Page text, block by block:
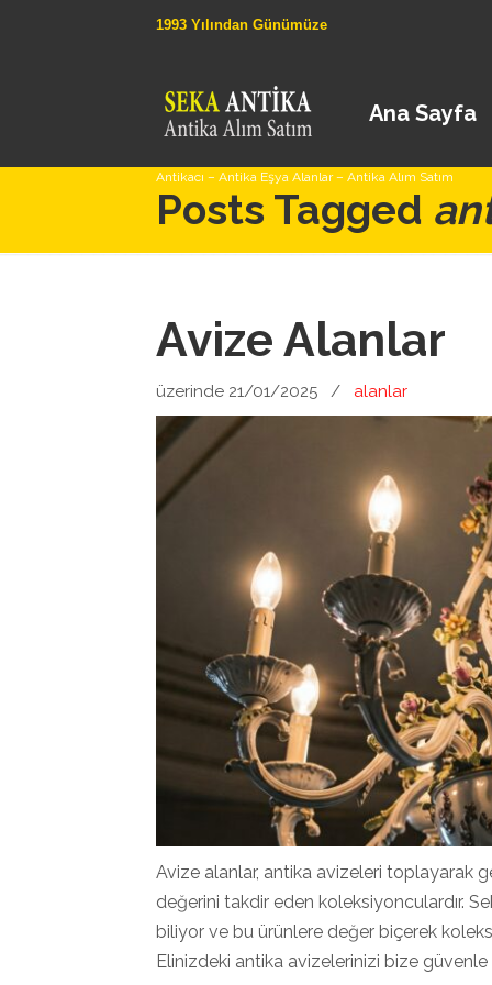
1993 Yılından Günümüze
Antikacı – Antika Eşya Alanlar – Antika Alım Satım
Ana Sayfa
Posts Tagged
Avize Alanlar
üzerinde 21/01/2025 / alanlar
Avize alanlar, antika avizeleri toplayarak
değerini takdir eden koleksiyonculardır.
biliyor ve bu ürünlere değer biçerek
Elinizdeki antika avizelerinizi bize